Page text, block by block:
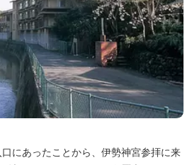
にあったことから、伊勢神宮参拝に来